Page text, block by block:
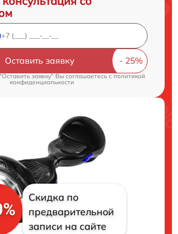
Оставить заявку
заявку" Вы соглашаетесь cполитикой
конфиденциальности
Скидка по
предварительной
записи на сайте